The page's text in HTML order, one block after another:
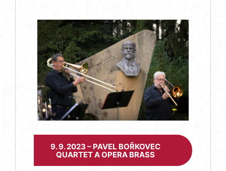
9. 9. 2023 – PAVEL BOŘKOVEC
QUARTET A OPERA BRASS